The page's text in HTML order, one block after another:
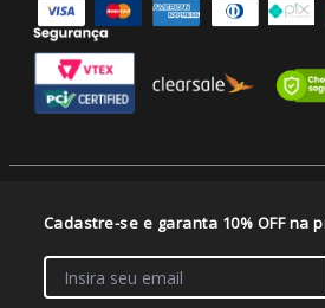
SE BEBER, NÃO DIRIJA. APRECIE COM
ALCOÓLICAS É PROIBIDA PARA
VIVAVINHO COMERCIO DE ALIMENTOS E
08 - Balneário
Cadastre-se e garanta 10% OFF na